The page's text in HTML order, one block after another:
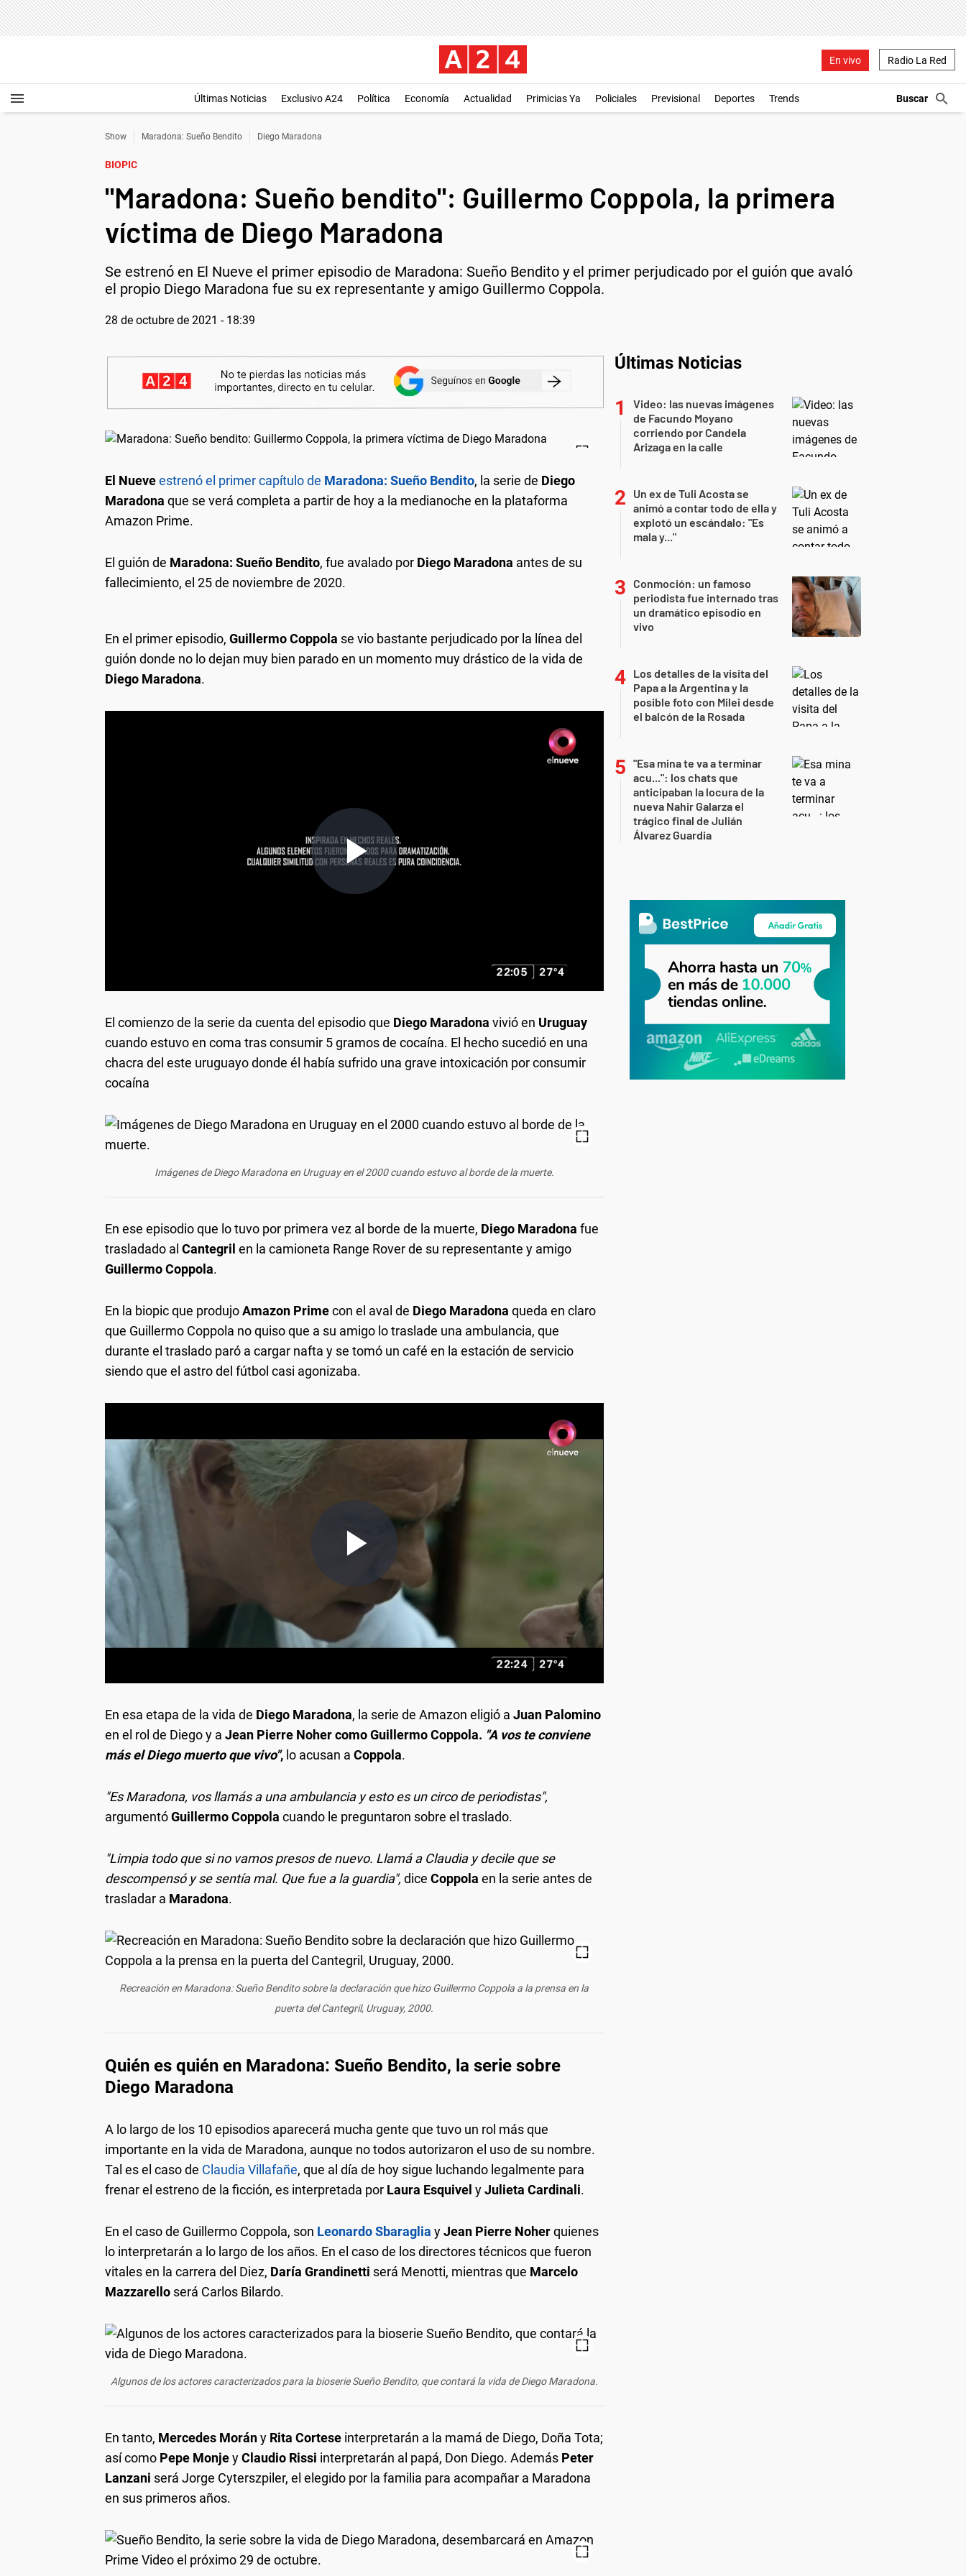
En vivo Radio La Red
Últimas Noticias Exclusivo A24 Política Economía Actualidad Primicias Ya Policiales Previsional Deportes Trends
Show Maradona: Sueño Bendito Diego Maradona
BIOPIC
"Maradona: Sueño bendito": Guillermo Coppola, la primera
víctima de Diego Maradona
Se estrenó en El Nueve el primer episodio de Maradona: Sueño Bendito y el primer perjudicado por el guión que avaló
el propio Diego Maradona fue su ex representante y amigo Guillermo Coppola.
28 de octubre de 2021 - 18:39
El Nueveestrenó el primer capítulo de Maradona: Sueño Bendito, la serie de Diego
Maradona que se verá completa a partir de hoy a la medianoche en la plataforma
Amazon Prime.
El guión de Maradona: Sueño Bendito, fue avalado por Diego Maradona antes de su
fallecimiento, el 25 de noviembre de 2020.
En el primer episodio, Guillermo Coppola se vio bastante perjudicado por la línea del
guión donde no lo dejan muy bien parado en un momento muy drástico de la vida de
Diego Maradona.
El comienzo de la serie da cuenta del episodio que Diego Maradona vivió en Uruguay
cuando estuvo en coma tras consumir 5 gramos de cocaína. El hecho sucedió en una
chacra del este uruguayo donde él había sufrido una grave intoxicación por consumir
cocaína
Imágenes de Diego Maradona en Uruguay en el 2000 cuando estuvo al borde de la muerte.
En ese episodio que lo tuvo por primera vez al borde de la muerte, Diego Maradona fue
trasladado al Cantegril en la camioneta Range Rover de su representante y amigo
Guillermo Coppola.
En la biopic que produjoAmazon Primecon el aval de Diego Maradona queda en claro
que Guillermo Coppola no quiso que a su amigo lo traslade una ambulancia, que
durante el traslado paró a cargar nafta y se tomó un café en la estación de servicio
siendo que el astro del fútbol casi agonizaba.
En esa etapa de la vida de Diego Maradona, la serie de Amazon eligió a Juan Palomino
en el rol de Diego y a Jean Pierre Noher como Guillermo Coppola. "A vos te conviene
más el Diego muerto que vivo", lo acusan a Coppola.
"Es Maradona, vos llamás a una ambulancia y esto es un circo de periodistas",
argumentóGuillermo Coppola cuando le preguntaron sobre el traslado.
"Limpia todo que si no vamos presos de nuevo. Llamá a Claudia y decile que se
descompensó y se sentía mal. Que fue a la guardia", dice Coppola en la serie antes de
trasladar a Maradona.
Recreación en Maradona: Sueño Bendito sobre la declaración que hizo Guillermo Coppola a la prensa en la
puerta del Cantegril, Uruguay, 2000.
Quién es quién en Maradona: Sueño Bendito, la serie sobre
Diego Maradona
A lo largo de los 10 episodios aparecerá mucha gente que tuvo un rol más que
importante en la vida de Maradona, aunque no todos autorizaron el uso de su nombre.
Tal es el caso de Claudia Villafañe, que al día de hoy sigue luchando legalmente para
frenar el estreno de la ficción, es interpretada por Laura Esquivel yJulieta Cardinali.
En el caso de Guillermo Coppola, son Leonardo Sbaraglia yJean Pierre Noherquienes
lo interpretarán a lo largo de los años. En el caso de los directores técnicos que fueron
vitales en la carrera del Diez, Daría Grandinetti será Menotti, mientras que Marcelo
Mazzarello será Carlos Bilardo.
Algunos de los actores caracterizados para la bioserie Sueño Bendito, que contará la vida de Diego Maradona.
En tanto, Mercedes Morány Rita Cortese interpretarán a la mamá de Diego, Doña Tota;
así como Pepe MonjeyClaudio Rissi interpretarán al papá, Don Diego. Además Peter
Lanzani será Jorge Cyterszpiler, el elegido por la familia para acompañar a Maradona
en sus primeros años.
Últimas Noticias
Video: las nuevas imágenes
de Facundo Moyano
corriendo por Candela
Arizaga en la calle
Un ex de Tuli Acosta se
animó a contar todo de ella y
explotó un escándalo: "Es
mala y..."
Conmoción: un famoso
periodista fue internado tras
un dramático episodio en
vivo
Los detalles de la visita del
Papa a la Argentina y la
posible foto con Milei desde
el balcón de la Rosada
"Esa mina te va a terminar
acu...": los chats que
anticipaban la locura de la
nueva Nahir Galarza el
trágico final de Julián
Álvarez Guardia